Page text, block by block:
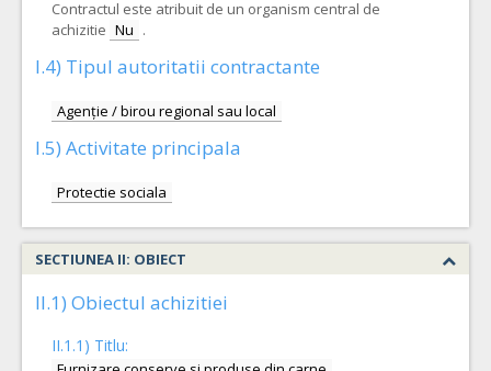
Contractul este atribuit de un organism central de
achizitie Nu .
I.4) Tipul autoritatii contractante
Agenție / birou regional sau local
I.5) Activitate principala
Protectie sociala
SECTIUNEA II: OBIECT
II.1) Obiectul achizitiei
II.1.1) Titlu: